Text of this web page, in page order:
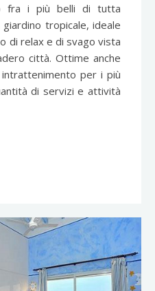
fra i più belli di tutta
tropicale, ideale
di relax e di svago vista
città. Ottime anche
per i più
di servizi e attività